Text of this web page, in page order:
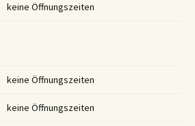
keine Öffnungszeiten
keine Öffnungszeiten
keine Öffnungszeiten